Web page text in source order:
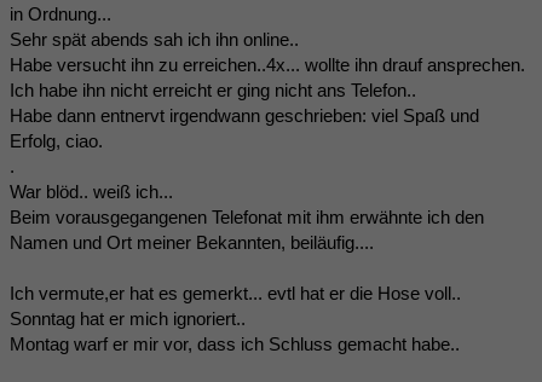
in Ordnung...
Sehr spät abends sah ich ihn online..
Habe versucht ihn zu erreichen..4x... wollte ihn drauf ansprechen.
Ich habe ihn nicht erreicht er ging nicht ans Telefon..
Habe dann entnervt irgendwann geschrieben: viel Spaß und
Erfolg, ciao.
.
War blöd.. weiß ich...
Beim vorausgegangenen Telefonat mit ihm erwähnte ich den
Namen und Ort meiner Bekannten, beiläufig....
Ich vermute,er hat es gemerkt... evtl hat er die Hose voll..
Sonntag hat er mich ignoriert..
Montag warf er mir vor, dass ich Schluss gemacht habe..